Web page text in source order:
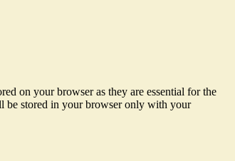
on your browser as they are essential for the
be stored in your browser only with your